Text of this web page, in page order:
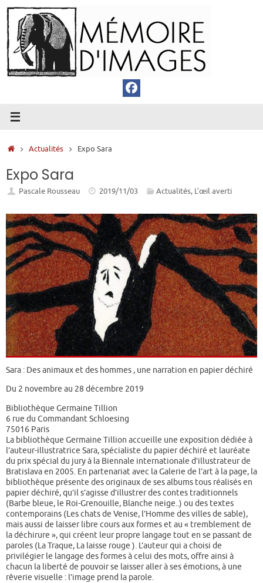
Passer
au
contenu
Accueil
Actualités Expo Sara
Expo Sara
Pascale Rousseau 2019/11/03 Actualités, L’œil averti
Sara : Des animaux et des hommes , une narration en papier déchiré
Du 2 novembre au 28 décembre 2019
Bibliothèque Germaine Tillion
6 rue du Commandant Schloesing
75016 Paris
La bibliothèque Germaine Tillion accueille une exposition dédiée à
l’auteur-illustratrice Sara, spécialiste du papier déchiré et lauréate
du prix spécial du jury à la Biennale internationale d’illustrateur de
Bratislava en 2005. En partenariat avec la Galerie de l’art à la page, la
bibliothèque présente des originaux de ses albums tous réalisés en
papier déchiré, qu’il s’agisse d’illustrer des contes traditionnels
(Barbe bleue, le Roi-Grenouille, Blanche neige..) ou des textes
contemporains (Les chats de Venise, l’Homme des villes de sable),
mais aussi de laisser libre cours aux formes et au « tremblement de
la déchirure », qui créent leur propre langage tout en se passant de
paroles (La Traque, La laisse rouge ). L’auteur qui a choisi de
privilégier le langage des formes à celui des mots, offre ainsi à
chacun la liberté de pouvoir se laisser aller à ses émotions, à une
rêverie visuelle : l’image prend la parole.